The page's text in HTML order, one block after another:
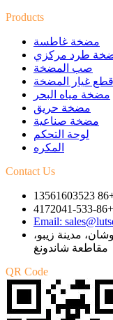
Products
مضخة غاطسة
طرد مركزي
صب المضخة
قطع غيار المضخة
مضخة مياه البحر
مضخة حريق
مضخة صناعية
لوحة التحكم
المكره
Contact Us
Email:
بوشان، مدينة زيبو،
مقاطعة شاندونغ
QR Code